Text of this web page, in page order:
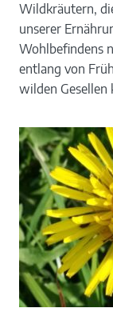
Wildkräutern,
unserer
Wohlbefindens
entlang von
wilden Gesellen